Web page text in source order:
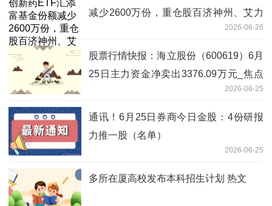
减少2600万份，重仓股百济神州、艾力
2026-06-26
股票行情快报：海立股份（600619）6月
25日主力资金净卖出3376.09万元_焦点
2026-06-25
通讯！6月25日券商今日金股：4份研报
力推一股（名单）
2026-06-25
多所在厦高校发布本科招生计划 热文